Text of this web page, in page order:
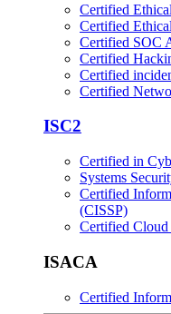
Certified
Certified
Certified SOC
Certified
Certified
Certified
ISC2
Certified in
Systems
Certified
(CISSP)
Certified Cloud
ISACA
Certified